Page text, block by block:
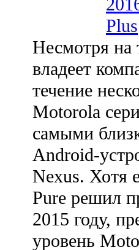
Plus
Несмотря на
владеет
течение
Motorola
самыми
Android-
Nexus. Хотя
Pure решил
2015 году,
уровень